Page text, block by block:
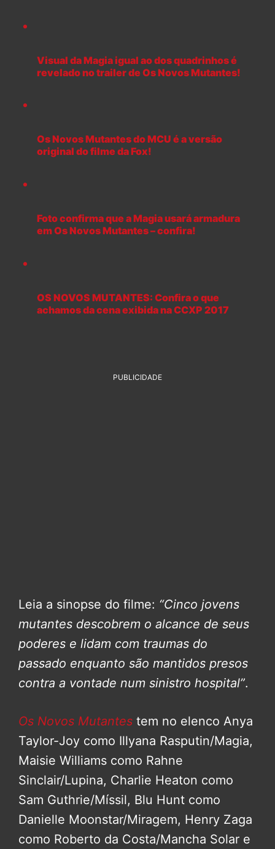
Visual da Magia igual ao dos quadrinhos é
revelado no trailer de Os Novos Mutantes!
Os Novos Mutantes do MCU é a versão
original do filme da Fox!
Foto confirma que a Magia usará armadura
em Os Novos Mutantes – confira!
OS NOVOS MUTANTES: Confira o que
achamos da cena exibida na CCXP 2017
PUBLICIDADE
Leia a sinopse do filme: “Cinco jovens
mutantes descobrem o alcance de seus
poderes e lidam com traumas do
passado enquanto são mantidos presos
contra a vontade num sinistro hospital”.
Os Novos Mutantes tem no elenco Anya
Taylor-Joy como Illyana Rasputin/Magia,
Maisie Williams como Rahne
Sinclair/Lupina, Charlie Heaton como
Sam Guthrie/Míssil, Blu Hunt como
Danielle Moonstar/Miragem, Henry Zaga
como Roberto da Costa/Mancha Solar e